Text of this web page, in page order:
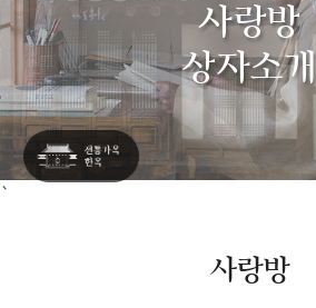
`
사랑방
상자소개
사랑방